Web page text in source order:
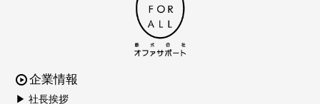
企業情報
▶ 社長挨拶